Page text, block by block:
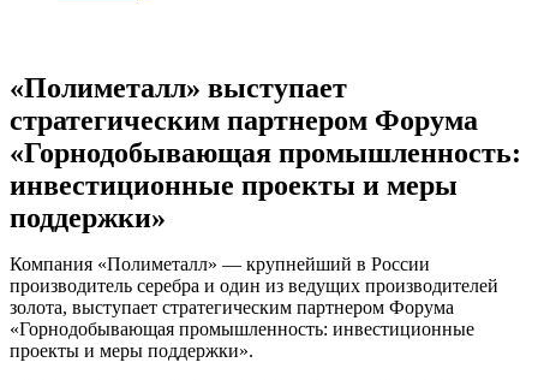
«Полиметалл» выступает
стратегическим партнером Форума
«Горнодобывающая промышленность:
инвестиционные проекты и меры
поддержки»
Компания «Полиметалл» — крупнейший в России
производитель серебра и один из ведущих производителей
золота, выступает стратегическим партнером Форума
«Горнодобывающая промышленность: инвестиционные
проекты и меры поддержки».